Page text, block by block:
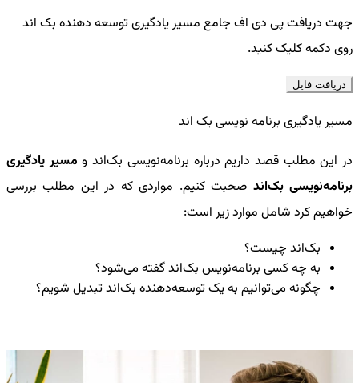
جهت دریافت پی دی اف جامع مسیر یادگیری توسعه دهنده بک اند
روی دکمه کلیک کنید.
دریافت فایل
مسیر یادگیری برنامه نویسی بک اند
در این مطلب قصد داریم درباره برنامه‌نویسی بک‌اند و مسیر یادگیری
برنامه‌نویسی بک‌اند صحبت کنیم. مواردی که در این مطلب بررسی
خواهیم کرد شامل موارد زیر است:
بک‌اند چیست؟
به چه کسی برنامه‌نویس بک‌اند گفته می‌شود؟
چگونه می‌توانیم به یک توسعه‌دهنده بک‌اند تبدیل شویم؟